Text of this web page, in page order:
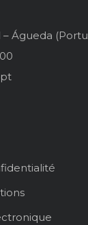
Águeda